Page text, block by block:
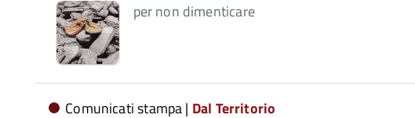
per non dimenticare
Comunicati stampa | Dal Territorio